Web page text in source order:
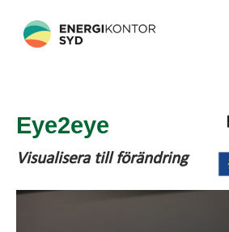
Eye2eye
Visualisera till förändring